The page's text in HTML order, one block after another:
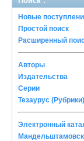
Новые
Простой поиск
Расширенный
Авторы
Издательства
Серии
Тезаурус (Рубрики)
Электронный